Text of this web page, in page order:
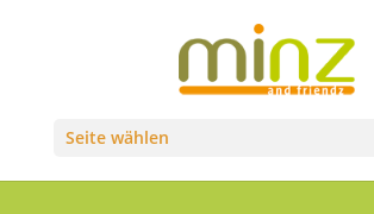
Seite wählen